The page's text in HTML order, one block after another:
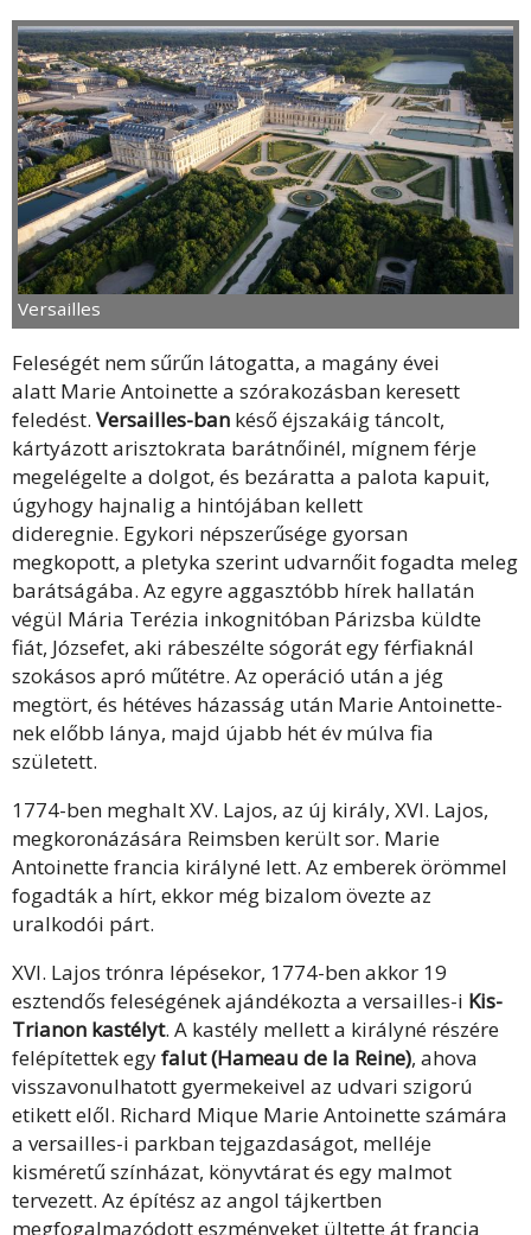
Versailles
Feleségét nem sűrűn látogatta, a magány évei
alatt Marie Antoinette a szórakozásban keresett
feledést. Versailles-ban késő éjszakáig táncolt,
kártyázott arisztokrata barátnőinél, mígnem férje
megelégelte a dolgot, és bezáratta a palota kapuit,
úgyhogy hajnalig a hintójában kellett
dideregnie. Egykori népszerűsége gyorsan
megkopott, a pletyka szerint udvarnőit fogadta meleg
barátságába. Az egyre aggasztóbb hírek hallatán
végül Mária Terézia inkognitóban Párizsba küldte
fiát, Józsefet, aki rábeszélte sógorát egy férfiaknál
szokásos apró műtétre. Az operáció után a jég
megtört, és hétéves házasság után Marie Antoinette-
nek előbb lánya, majd újabb hét év múlva fia
született.
1774-ben meghalt XV. Lajos, az új király, XVI. Lajos,
megkoronázására Reimsben került sor. Marie
Antoinette francia királyné lett. Az emberek örömmel
fogadták a hírt, ekkor még bizalom övezte az
uralkodói párt.
XVI. Lajos trónra lépésekor, 1774-ben akkor 19
esztendős feleségének ajándékozta a versailles-i Kis-
Trianon kastélyt. A kastély mellett a királyné részére
felépítettek egyfalut (Hameau de la Reine), ahova
visszavonulhatott gyermekeivel az udvari szigorú
etikett elől. Richard Mique Marie Antoinette számára
a versailles-i parkban tejgazdaságot, melléje
kisméretű színházat, könyvtárat és egy malmot
tervezett. Az építész az angol tájkertben
megfogalmazódott eszményeket ültette át francia